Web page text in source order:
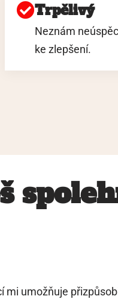
Trpělivý
Neznám
ke zlepšení.
mi umožňuje